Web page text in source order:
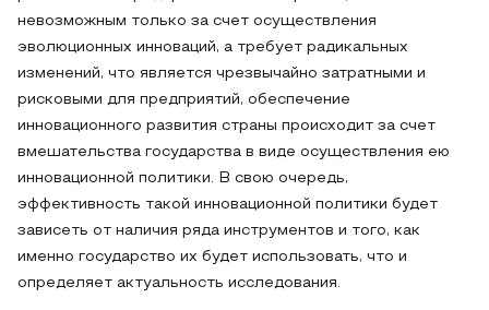
невозможным только за счет осуществления
эволюционных инноваций, а требует радикальных
изменений, что является чрезвычайно затратными и
рисковыми для предприятий, обеспечение
инновационного развития страны происходит за счет
вмешательства государства в виде осуществления ею
инновационной политики. В свою очередь,
эффективность такой инновационной политики будет
зависеть от наличия ряда инструментов и того, как
именно государство их будет использовать, что и
определяет актуальность исследования.